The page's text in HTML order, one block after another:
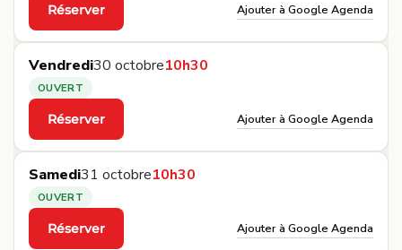
Réserver
·
Ajouter à Google Agenda
Vendredi30 octobre10h30
OUVERT
Réserver
·
Ajouter à Google Agenda
Samedi31 octobre10h30
OUVERT
Réserver
·
Ajouter à Google Agenda